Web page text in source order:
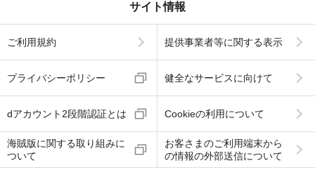
サイト情報
ご利用規約 提供事業者等に関する表示
プライバシーポリシー 健全なサービスに向けて
dアカウント2段階認証とは Cookieの利用について
海賊版に関する取り組みに
ついて
お客さまのご利用端末から
の情報の外部送信について